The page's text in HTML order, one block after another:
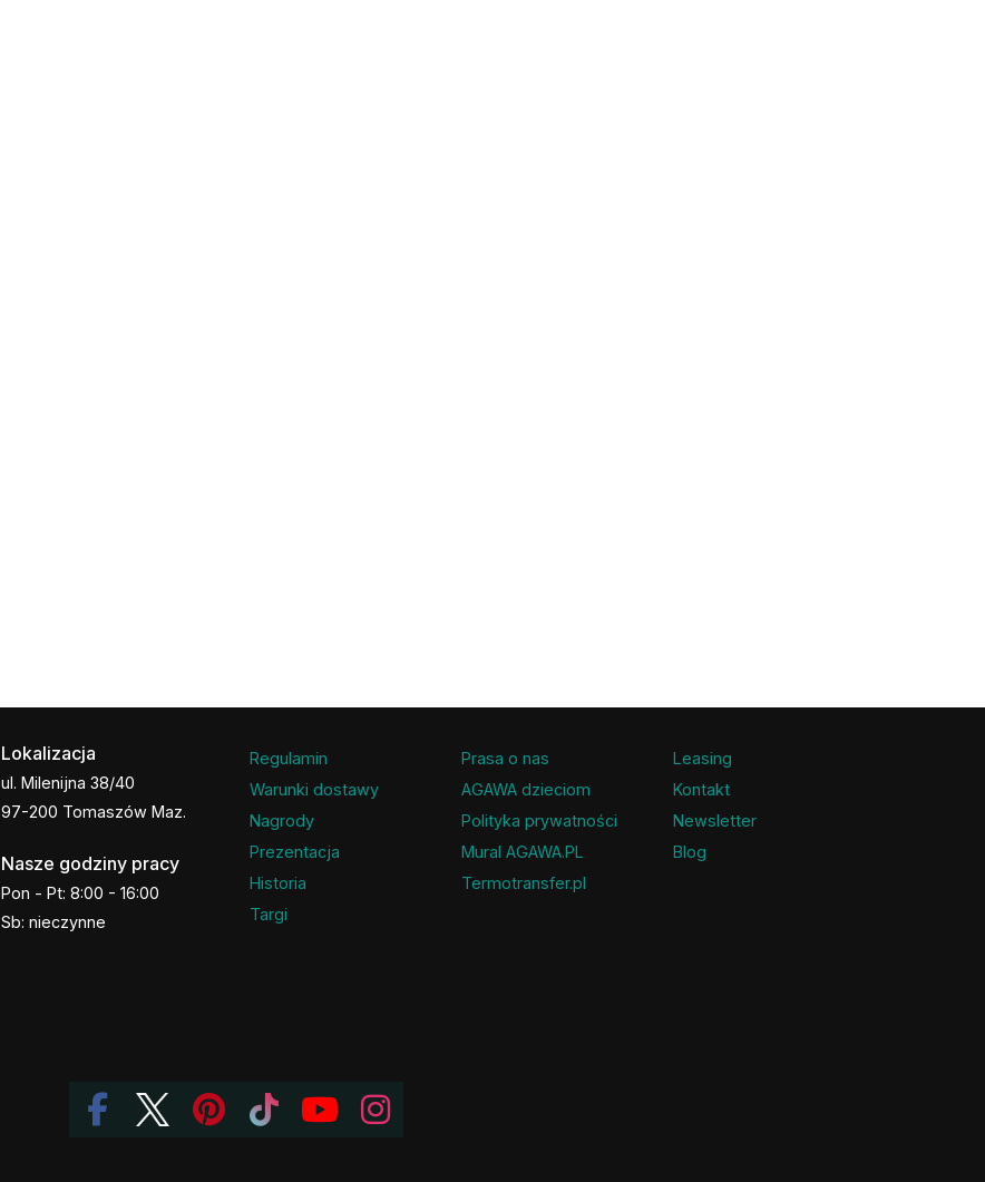
Lokalizacja
ul. Milenijna 38/40
97-200 Tomaszów Maz.
Nasze godziny pracy
Pon - Pt: 8:00 - 16:00
Sb: nieczynne
Regulamin
Warunki dostawy
Nagrody
Prezentacja
Historia
Targi
Prasa o nas
AGAWA dzieciom
Polityka prywatności
Mural AGAWA.PL
Termotransfer.pl
Leasing
Kontakt
Newsletter
Blog